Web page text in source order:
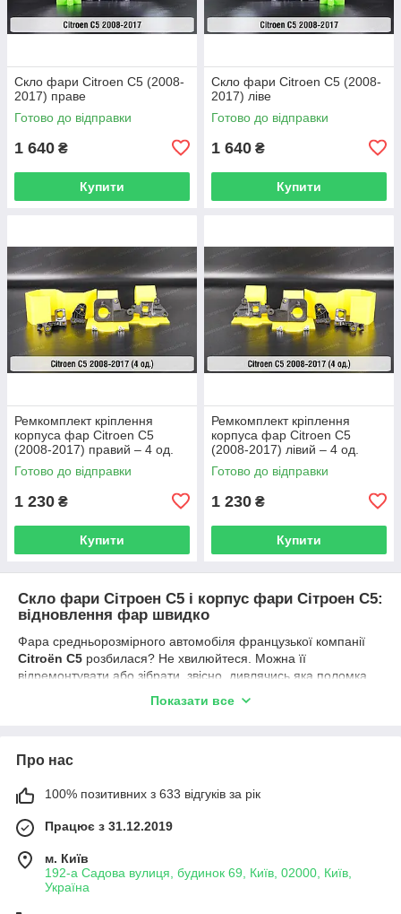
Скло фари Citroen C5 (2008-
2017) праве
Готово до відправки
1 640 ₴
Купити
Скло фари Citroen C5 (2008-
2017) ліве
Готово до відправки
1 640 ₴
Купити
Ремкомплект кріплення
корпуса фар Citroen C5
(2008-2017) правий – 4 од.
Готово до відправки
1 230 ₴
Купити
Ремкомплект кріплення
корпуса фар Citroen C5
(2008-2017) лівий – 4 од.
Готово до відправки
1 230 ₴
Купити
Скло фари Сітроен С5 і корпус фари Сітроен С5:
відновлення фар швидко
Фара средньорозмірного автомобіля французької компанії
Citroën С5 розбилася? Не хвилюйтеся. Можна її
відремонтувати або зібрати, звісно, дивлячись яка поломка.
Навіть при помутнінні, тріщині скло фари Сітроен легко
замінити. Придбайте скло на фару або корпус на фару в
безліч позитивних
Нагадуємо, автозапчастини, придбані у нас, знадобляться:
при тюнінгу оптики;
при пошкодженні вух корпусу;
при плямах на склі фарCitroen;
Показати все
Про нас
100% позитивних з 633 відгуків за рік
Працює з 31.12.2019
м. Київ
192-а Садова вулиця, будинок 69, Київ, 02000, Київ,
Україна